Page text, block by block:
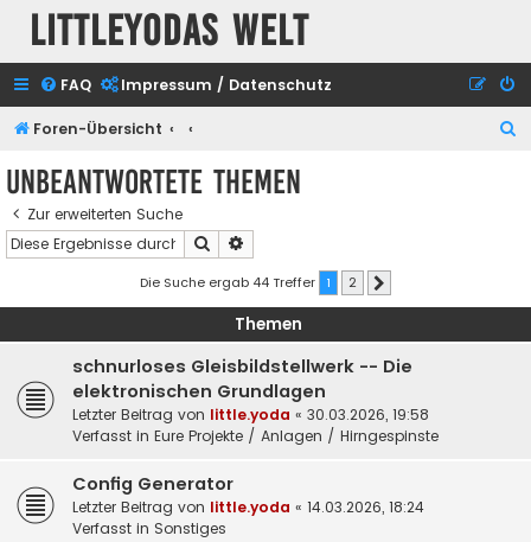
Littleyodas Welt
FAQ Impressum / Datenschutz
Foren-Übersicht
Unbeantwortete Themen
Zur erweiterten Suche
Suche
Die Suche ergab 44 Treffer 1 2
Themen
schnurloses Gleisbildstellwerk -- Die
elektronischen Grundlagen
Letzter Beitrag von little.yoda « 30.03.2026, 19:58
Verfasst in Eure Projekte / Anlagen / Hirngespinste
Config Generator
Letzter Beitrag von little.yoda « 14.03.2026, 18:24
Verfasst in Sonstiges